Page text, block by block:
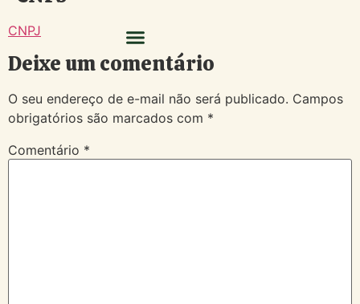
CNPJ
Deixe um comentário
O seu endereço de e-mail não será publicado. Campos
obrigatórios são marcados com *
Comentário *